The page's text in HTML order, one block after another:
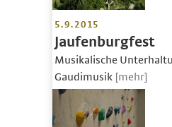
5.9.2015
Jaufenburgfest
Musikalische
Gaudimusik [mehr]